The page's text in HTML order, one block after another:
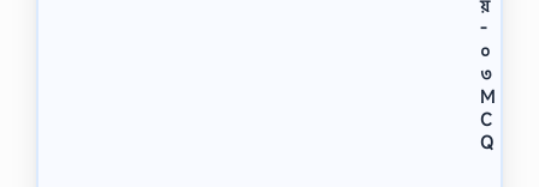
য়
-
০
৩
M
C
Q